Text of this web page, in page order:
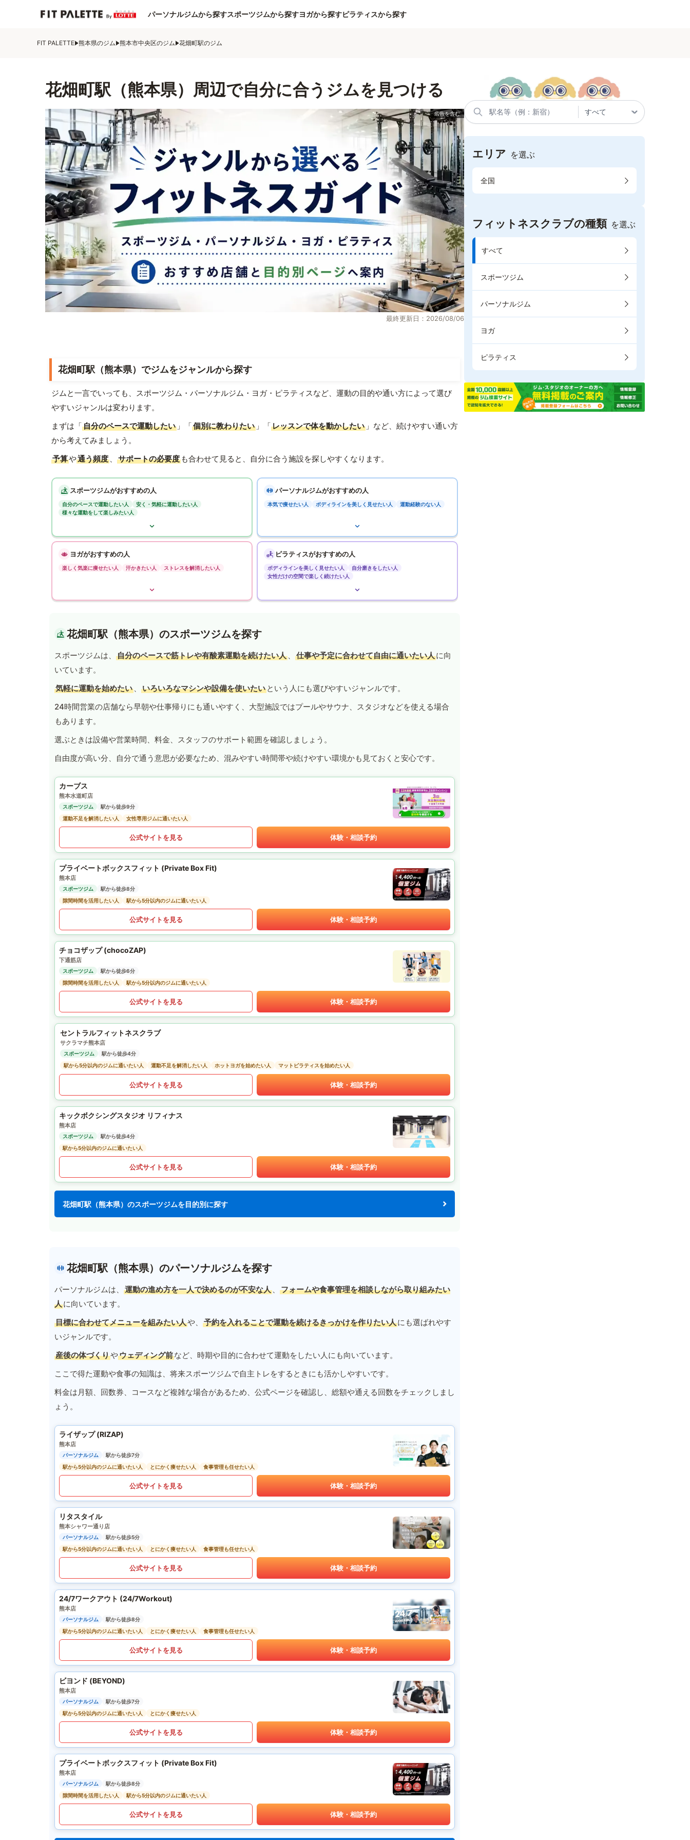
パーソナルジムから探すスポーツジムから探すヨガから探すピラティスから探す
FIT PALETTE 熊本県のジム 熊本市中央区のジム 花畑町駅のジム
花畑町駅（熊本県）周辺で自分に合うジムを見つける
最終更新日：2026/08/06
花畑町駅（熊本県）でジムをジャンルから探す
ジムと一言でいっても、スポーツジム・パーソナルジム・ヨガ・ピラティスなど、運動の目的や通い方によって選び
やすいジャンルは変わります。
まずは「自分のペースで運動したい 」「個別に教わりたい 」「レッスンで体を動かしたい 」など、続けやすい通い方
から考えてみましょう。
予算や通う頻度 、 サポートの必要度 も合わせて見ると、自分に合う施設を探しやすくなります。
スポーツジムがおすすめの人
自分のペースで運動したい人
安く・気軽に運動したい人
様々な運動をして楽しみたい人
パーソナルジムがおすすめの人
本気で痩せたい人 ボディラインを美しく見せたい人 運動経験のない人
ヨガがおすすめの人
楽しく気楽に痩せたい人 汗かきたい人 ストレスを解消したい人
ピラティスがおすすめの人
ボディラインを美しく見せたい人
自分磨きをしたい人
女性だけの空間で楽しく続けたい人
花畑町駅（熊本県）のスポーツジムを探す
スポーツジムは、 自分のペースで筋トレや有酸素運動を続けたい人 、 仕事や予定に合わせて自由に通いたい人に向
いています。
気軽に運動を始めたい 、 いろいろなマシンや設備を使いたい という人にも選びやすいジャンルです。
24時間営業の店舗なら早朝や仕事帰りにも通いやすく、大型施設ではプールやサウナ、スタジオなどを使える場合
もあります。
選ぶときは設備や営業時間、料金、スタッフのサポート範囲を確認しましょう。
自由度が高い分、自分で通う意思が必要なため、混みやすい時間帯や続けやすい環境かも見ておくと安心です。
カーブス
熊本水道町店
スポーツジム
駅から徒歩9分
運動不足を解消したい人
女性専用ジムに通いたい人
公式サイトを見る 体験・相談予約
プライベートボックスフィット (Private Box Fit)
熊本店
スポーツジム
駅から徒歩8分
隙間時間を活用したい人
駅から5分以内のジムに通いたい人
公式サイトを見る 体験・相談予約
チョコザップ (chocoZAP)
下通筋店
スポーツジム
駅から徒歩6分
隙間時間を活用したい人
駅から5分以内のジムに通いたい人
公式サイトを見る 体験・相談予約
セントラルフィットネスクラブ
サクラマチ熊本店
スポーツジム
駅から徒歩4分
駅から5分以内のジムに通いたい人
運動不足を解消したい人 ホットヨガを始めたい人 マットピラティスを始めたい人
公式サイトを見る 体験・相談予約
キックボクシングスタジオ リフィナス
熊本店
スポーツジム
駅から徒歩4分
駅から5分以内のジムに通いたい人
公式サイトを見る 体験・相談予約
花畑町駅（熊本県）のスポーツジムを目的別に探す
花畑町駅（熊本県）のパーソナルジムを探す
パーソナルジムは、 運動の進め方を一人で決めるのが不安な人 、
フォームや食事管理を相談しながら取り組みたい
人に向いています。
目標に合わせてメニューを組みたい人や、 予約を入れることで運動を続けるきっかけを作りたい人にも選ばれやす
いジャンルです。
産後の体づくりやウェディング前など、時期や目的に合わせて運動をしたい人にも向いています。
ここで得た運動や食事の知識は、将来スポーツジムで自主トレをするときにも活かしやすいです。
料金は月額、回数券、コースなど複雑な場合があるため、公式ページを確認し、総額や通える回数をチェックしまし
ょう。
ライザップ (RIZAP)
熊本店
パーソナルジム
駅から徒歩7分
駅から5分以内のジムに通いたい人
とにかく痩せたい人 食事管理も任せたい人
公式サイトを見る 体験・相談予約
リタスタイル
熊本シャワー通り店
パーソナルジム
駅から徒歩5分
駅から5分以内のジムに通いたい人
とにかく痩せたい人 食事管理も任せたい人
公式サイトを見る 体験・相談予約
24/7ワークアウト (24/7Workout)
熊本店
パーソナルジム
駅から徒歩8分
駅から5分以内のジムに通いたい人
とにかく痩せたい人 食事管理も任せたい人
公式サイトを見る 体験・相談予約
ビヨンド (BEYOND)
熊本店
パーソナルジム
駅から徒歩7分
駅から5分以内のジムに通いたい人
とにかく痩せたい人
公式サイトを見る 体験・相談予約
プライベートボックスフィット (Private Box Fit)
熊本店
パーソナルジム
駅から徒歩8分
隙間時間を活用したい人
駅から5分以内のジムに通いたい人
公式サイトを見る 体験・相談予約
エリア を選ぶ
全国
フィットネスクラブの種類 を選ぶ
すべて
スポーツジム
パーソナルジム
ヨガ
ピラティス